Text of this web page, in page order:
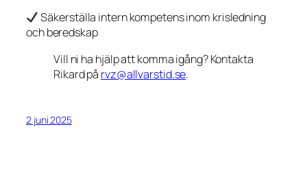
Säkerställa intern kompetens inom krisledning
och beredskap
Vill ni ha hjälp att komma igång? Kontakta
Rikard på rvz@allvarstid.se.
2 juni 2025